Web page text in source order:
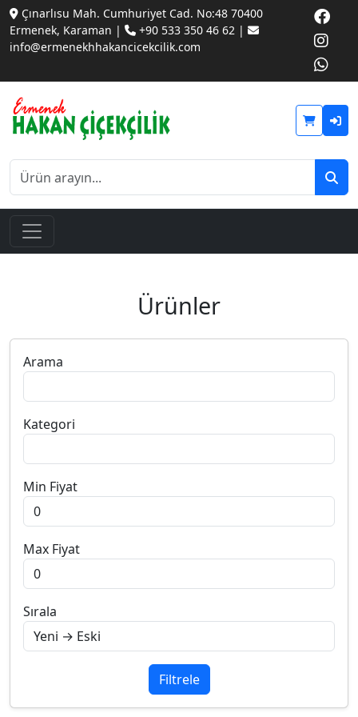
Çınarlısu Mah. Cumhuriyet Cad. No:48 70400
Ermenek, Karaman |
+90 533 350 46 62 |
info@ermenekhhakancicekcilik.com
Ürünler
Arama
Kategori
Min Fiyat
Max Fiyat
Sırala
Filtrele